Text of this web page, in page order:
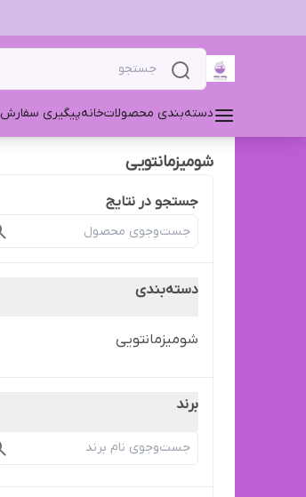
دسته‌بندی محصولاتخانهپیگیری سفارش
شومیزمانتویی
جستجو در نتایج
دسته‌بندی
شومیزمانتویی
برند